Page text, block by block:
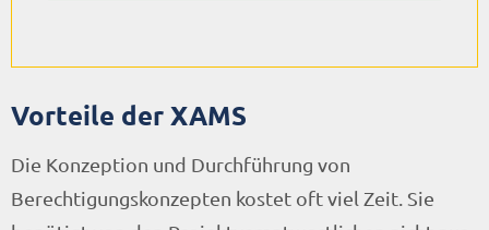
Vorteile der XAMS
Die Konzeption und Durchführung von
Berechtigungskonzepten kostet oft viel Zeit. Sie